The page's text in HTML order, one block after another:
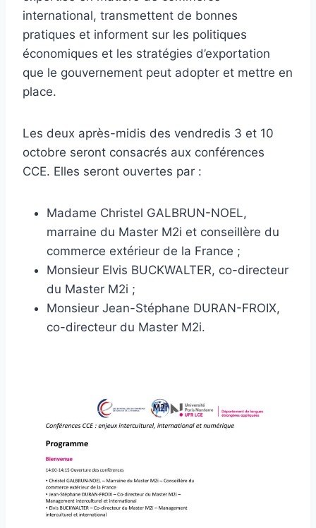
international, transmettent de bonnes
pratiques et informent sur les politiques
économiques et les stratégies d’exportation
que le gouvernement peut adopter et mettre en
place.
Les deux après-midis des vendredis 3 et 10
octobre seront consacrés aux conférences
CCE. Elles seront ouvertes par :
Madame Christel GALBRUN-NOEL,
marraine du Master M2i et conseillère du
commerce extérieur de la France ;
Monsieur Elvis BUCKWALTER, co-directeur
du Master M2i ;
Monsieur Jean-Stéphane DURAN-FROIX,
co-directeur du Master M2i.